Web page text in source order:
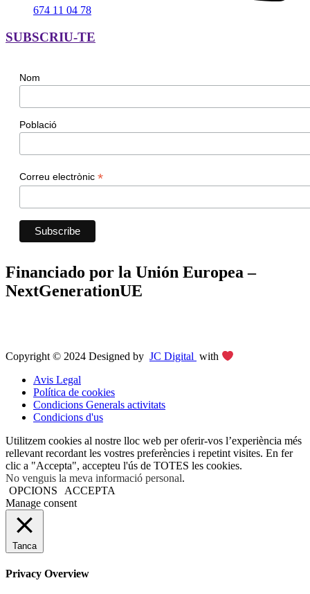
674 11 04 78
SUBSCRIU-TE
Nom
Població
Correu electrònic *
Financiado por la Unión Europea –
NextGenerationUE
Copyright © 2024 Designed by JC Digital with
Avis Legal
Política de cookies
Condicions Generals activitats
Condicions d'us
Utilitzem cookies al nostre lloc web per oferir-vos l’experiència més
rellevant recordant les vostres preferències i repetint visites. En fer
clic a "Accepta", accepteu l'ús de TOTES les cookies.
No venguis la meva informació personal.
OPCIONS
ACCEPTA
Manage consent
Tanca
Privacy Overview